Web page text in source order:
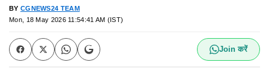
BY CGNEWS24 TEAM
Mon, 18 May 2026 11:54:41 AM (IST)
Join करें